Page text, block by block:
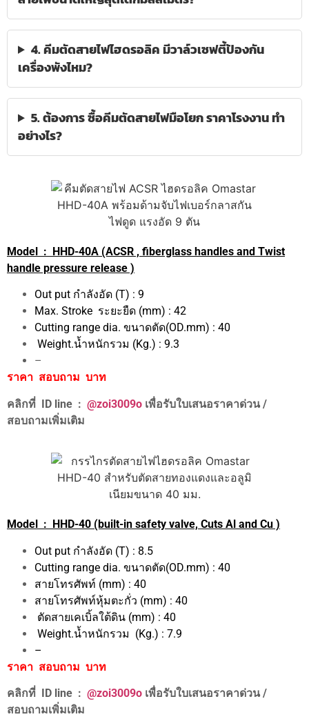
4. คีมตัดสายไฟไฮดรอลิค มีวาล์วเซฟตี้ป้องกัน
เครื่องพังไหม?
5. ต้องการ ซื้อคีมตัดสายไฟมือโยก ราคาโรงงาน ทำ
อย่างไร?
Model : HHD-40A (ACSR , fiberglass handles and Twist
handle pressure release )
Out put กำลังอัด (T) : 9
Max. Stroke ระยะยืด (mm) : 42
Cutting range dia. ขนาดตัด(OD.mm) : 40
Weight.น้ำหนักรวม (Kg.) : 9.3
–
ราคา สอบถาม บาท
คลิกที่ ID line : @zoi3009o เพื่อรับใบเสนอราคาด่วน /
สอบถามเพิ่มเติม
Model : HHD-40 (built-in safety valve, Cuts Al and Cu )
Out put กำลังอัด (T) : 8.5
Cutting range dia. ขนาดตัด(OD.mm) : 40
สายโทรศัพท์ (mm) : 40
สายโทรศัพท์หุ้มตะกั่ว (mm) : 40
ตัดสายเคเบิ้ลใต้ดิน (mm) : 40
Weight.น้ำหนักรวม (Kg.) : 7.9
–
ราคา สอบถาม บาท
คลิกที่ ID line : @zoi3009o เพื่อรับใบเสนอราคาด่วน /
สอบถามเพิ่มเติม